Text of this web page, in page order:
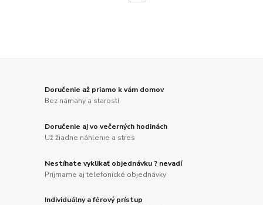
Doručenie až priamo k vám domov
Bez námahy a starostí
Doručenie aj vo večerných hodinách
Už žiadne náhlenie a stres
Nestíhate vyklikať objednávku ? nevadí
Príjmame aj telefonické objednávky
Individuálny a férový prístup